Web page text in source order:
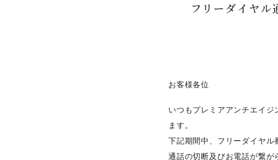
フリーダイヤル
お客様各位
いつもプレミアアンチエイ
ます。
下記期間中、フリーダイヤル
通話の切断及びお電話が繋が